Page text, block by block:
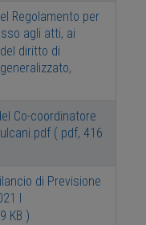
Regolamento per
agli atti, ai
diritto di
Co-coordinatore
( pdf, 416
di Previsione
I
KB )